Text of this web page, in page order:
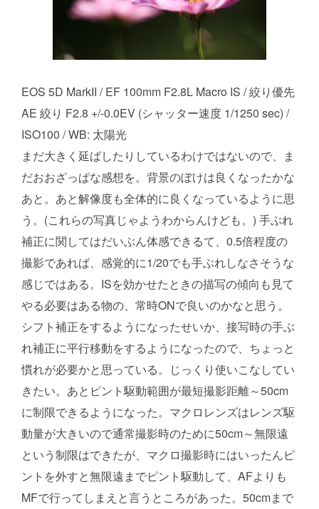
EOS 5D MarkII / EF 100mm F2.8L Macro IS / 絞り優先
AE 絞り F2.8 +/-0.0EV (シャッター速度 1/1250 sec) /
ISO100 / WB: 太陽光
まだ大きく延ばしたりしているわけではないので、ま
だおおざっぱな感想を。背景のぼけは良くなったかな
あと。あと解像度も全体的に良くなっているように思
う。(これらの写真じゃようわからんけども。) 手ぶれ
補正に関してはだいぶん体感できるて、0.5倍程度の
撮影であれば、感覚的に1/20でも手ぶれしなさそうな
感じではある。ISを効かせたときの描写の傾向も見て
やる必要はある物の、常時ONで良いのかなと思う。
シフト補正をするようになったせいか、接写時の手ぶ
れ補正に平行移動をするようになったので、ちょっと
慣れが必要かと思っている。じっくり使いこなしてい
きたい。あとピント駆動範囲が最短撮影距離～50cm
に制限できるようになった。マクロレンズはレンズ駆
動量が大きいので通常撮影時のために50cm～無限遠
という制限はできたが、マクロ撮影時にはいったんピ
ントを外すと無限遠までピント駆動して、AFよりも
MFで行ってしまえと言うところがあった。50cmまで